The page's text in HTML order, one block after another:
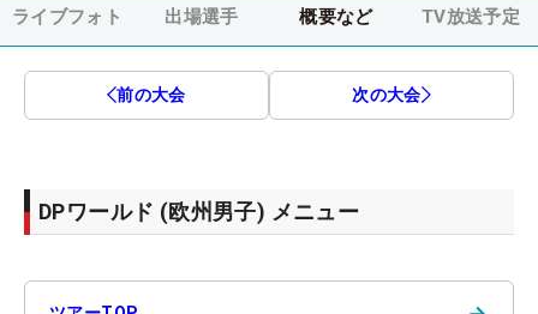
ライブフォト 出場選手 概要など TV放送予定
前の大会 次の大会
DPワールド (欧州男子) メニュー